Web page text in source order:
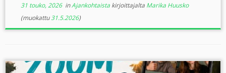
31 touko, 2026inAjankohtaista kirjoittajalta Marika Huusko
(muokattu31.5.2026)